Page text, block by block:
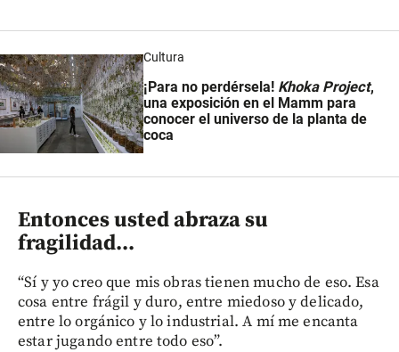
Cultura
¡Para no perdérsela! Khoka Project,
una exposición en el Mamm para
conocer el universo de la planta de
coca
Entonces usted abraza su
fragilidad...
“Sí y yo creo que mis obras tienen mucho de eso. Esa
cosa entre frágil y duro, entre miedoso y delicado,
entre lo orgánico y lo industrial. A mí me encanta
estar jugando entre todo eso”.